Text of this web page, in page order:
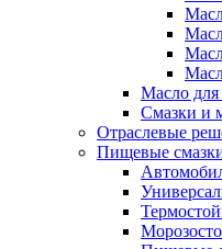
Масло для
Смазки и
Отраслевые
Пищевые